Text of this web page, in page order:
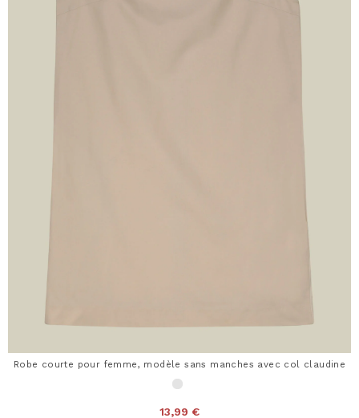
Robe courte pour femme, modèle sans manches avec col claudine
13,99 €